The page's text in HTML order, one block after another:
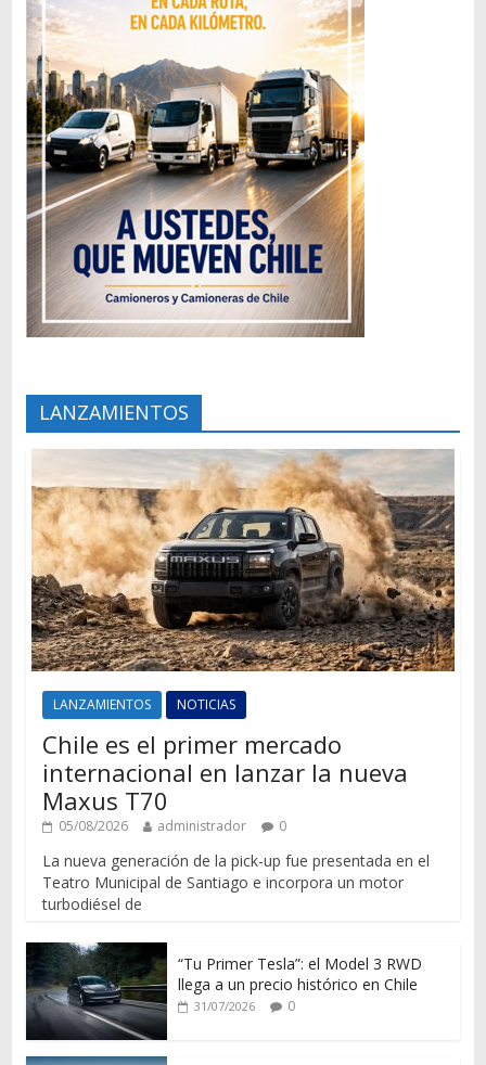
LANZAMIENTOS
LANZAMIENTOS NOTICIAS
Chile es el primer mercado
internacional en lanzar la nueva
Maxus T70
05/08/2026 administrador 0
La nueva generación de la pick-up fue presentada en el
Teatro Municipal de Santiago e incorpora un motor
turbodiésel de
“Tu Primer Tesla”: el Model 3 RWD
llega a un precio histórico en Chile
31/07/2026 0